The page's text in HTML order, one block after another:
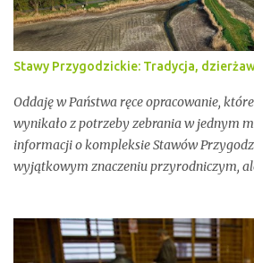
Stawy Przygodzickie: Tradycja,
Oddaję w Państwa ręce opracowanie,
wynikało z potrzeby zebrania w jednym
informacji o kompleksie Stawów
wyjątkowym znaczeniu przyrodniczym,
elementem ekosystemu Doliny Baryczy.
się jednak również przedmiotem